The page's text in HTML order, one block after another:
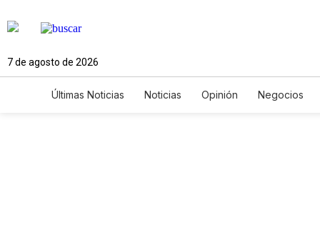
7 de agosto de 2026
Últimas Noticias Noticias Opinión
Negocios